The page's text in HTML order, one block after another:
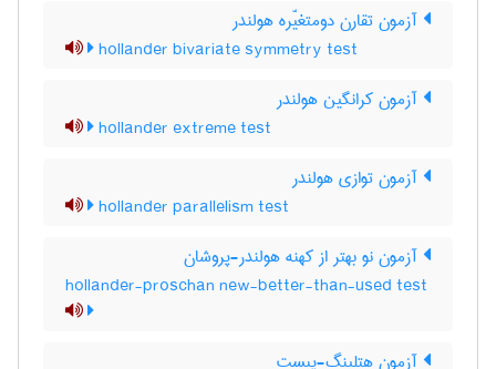
آزمون تقارن دومتغیّره هولندر
hollander bivariate symmetry test
آزمون کرانگین هولندر
hollander extreme test
آزمون توازی هولندر
hollander parallelism test
آزمون نو بهتر از کهنه هولندر-پروشان
hollander-proschan new-better-than-used test
آزمون هتلینگ-پبست